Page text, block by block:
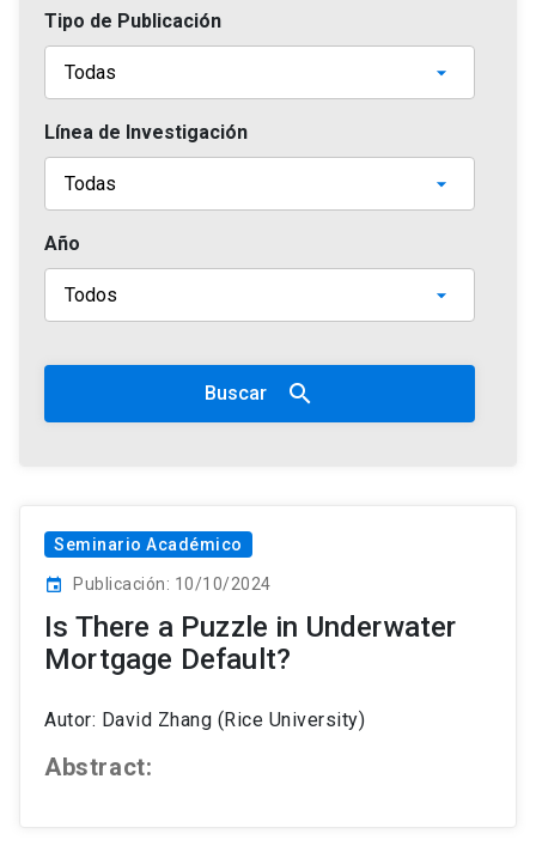
Tipo de Publicación
Línea de Investigación
Año
Buscar search
Seminario Académico
event Publicación: 10/10/2024
Is There a Puzzle in Underwater
Mortgage Default?
Autor: David Zhang (Rice University)
Abstract: